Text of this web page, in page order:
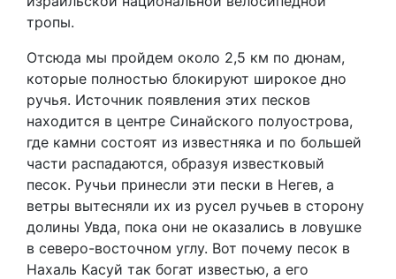
тропы.
Отсюда мы пройдем около 2,5 км по дюнам,
которые полностью блокируют широкое дно
ручья. Источник появления этих песков
находится в центре Синайского полуострова,
где камни состоят из известняка и по большей
части распадаются, образуя известковый
песок. Ручьи принесли эти пески в Негев, а
ветры вытесняли их из русел ручьев в сторону
долины Увда, пока они не оказались в ловушке
в северо-восточном углу. Вот почему песок в
Нахаль Касуй так богат известью, а его